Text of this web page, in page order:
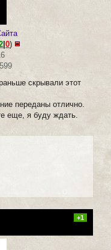
0)
скрывали этот
переданы отлично.
еще, я буду ждать.
+1